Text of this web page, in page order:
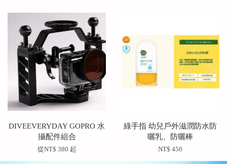
DIVEEVERYDAY GOPRO 水
攝配件組合
從NT$ 380 起
綠手指 幼兒戶外滋潤防水防
曬乳、防曬棒
NT$ 450